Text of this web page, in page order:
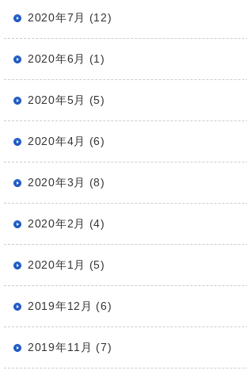
2020年7月 (12)
2020年6月 (1)
2020年5月 (5)
2020年4月 (6)
2020年3月 (8)
2020年2月 (4)
2020年1月 (5)
2019年12月 (6)
2019年11月 (7)